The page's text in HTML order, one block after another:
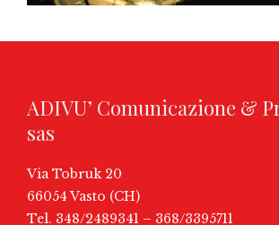
ADIVU’ Comunicazione &
sas
Via Tobruk 20
66054 Vasto (CH)
Tel. 348/2489341 – 368/3395711